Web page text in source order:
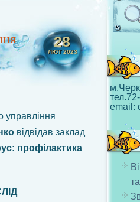
28
ЛЮТ 2023
управління
відвідав заклад
профілактика
email: